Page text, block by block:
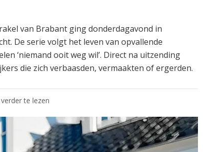
van Brabant ging donderdagavond in
De serie volgt het leven van opvallende
‘niemand ooit weg wil’. Direct na uitzending
die zich verbaasden, vermaakten of ergerden.
te lezen